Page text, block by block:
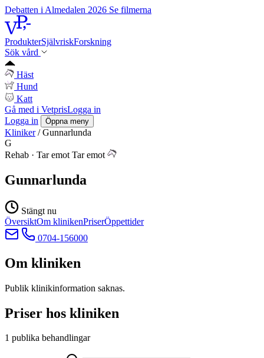
Debatten i Almedalen 2026 Se filmerna
ProdukterSjälvriskForskning
Sök vård
Häst
Hund
Katt
Gå med i VetprisLogga in
Logga in
Öppna meny
Kliniker / Gunnarlunda
G
Rehab · Tar emot Tar emot
Gunnarlunda
Stängt nu
ÖversiktOm klinikenPriserÖppettider
0704-156000
Om kliniken
Publik klinikinformation saknas.
Priser hos kliniken
1 publika behandlingar